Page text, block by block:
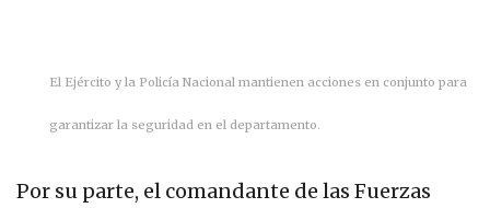
El Ejército y la Policía Nacional mantienen acciones en conjunto para
garantizar la seguridad en el departamento.
Por su parte, el comandante de las Fuerzas